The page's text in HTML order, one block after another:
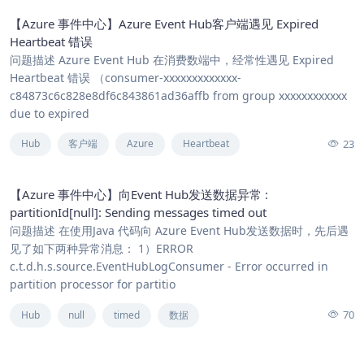
【Azure 事件中心】Azure Event Hub客户端遇见 Expired
Heartbeat 错误
问题描述 Azure Event Hub 在消费数端中，经常性遇见 Expired
Heartbeat 错误 （consumer-xxxxxxxxxxxxx-
c84873c6c828e8df6c843861ad36affb from group xxxxxxxxxxxx
due to expired
Hub 客户端 Azure Heartbeat 23
【Azure 事件中心】向Event Hub发送数据异常 :
partitionId[null]: Sending messages timed out
问题描述 在使用Java 代码向 Azure Event Hub发送数据时，先后遇
见了如下两种异常消息： 1）ERROR
c.t.d.h.s.source.EventHubLogConsumer - Error occurred in
partition processor for partitio
Hub null timed 数据 70